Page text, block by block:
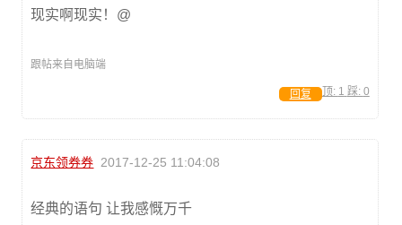
现实啊现实！@
跟帖来自电脑端
顶: 1 踩: 0
回复
京东领券券 2017-12-25 11:04:08
经典的语句 让我感慨万千